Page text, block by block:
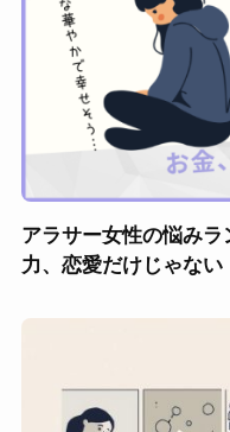
アラサー女性の悩み
力、恋愛だけじゃない